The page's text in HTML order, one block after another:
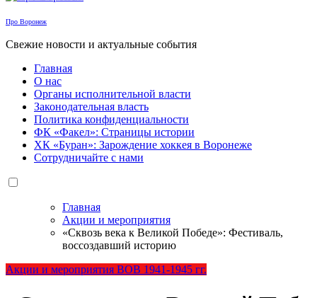
Про Воронеж
Свежие новости и актуальные события
Главная
О нас
Органы исполнительной власти
Законодательная власть
Политика конфиденциальности
ФК «Факел»: Страницы истории
ХК «Буран»: Зарождение хоккея в Воронеже
Сотрудничайте с нами
Главная
Акции и мероприятия
«Сквозь века к Великой Победе»: Фестиваль,
воссоздавший историю
Акции и мероприятия ВОВ 1941-1945 гг.